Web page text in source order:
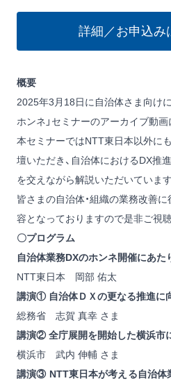
詳細／お申込み
概要
2025年3月18日に自治体さま向け
ホンネ」セミナーのアーカイブ動画
本セミナーではNTT東日本以外に
壇いただき、自治体におけるDX推
を交えながら解説いただいています
皆さまの自治体・組織の業務改善
容となっておりますので是非ご視聴
〇プログラム
自治体業務DXのホンネ開催にあた
NTT東日本 岡部 佑太
講演① 自治体ＤＸの更なる推進に
総務省 志賀 真幸 さま
講演② 全庁展開を開始した横浜市
横浜市 武内 伸輔 さま
講演③ NTT東日本が考える自治体